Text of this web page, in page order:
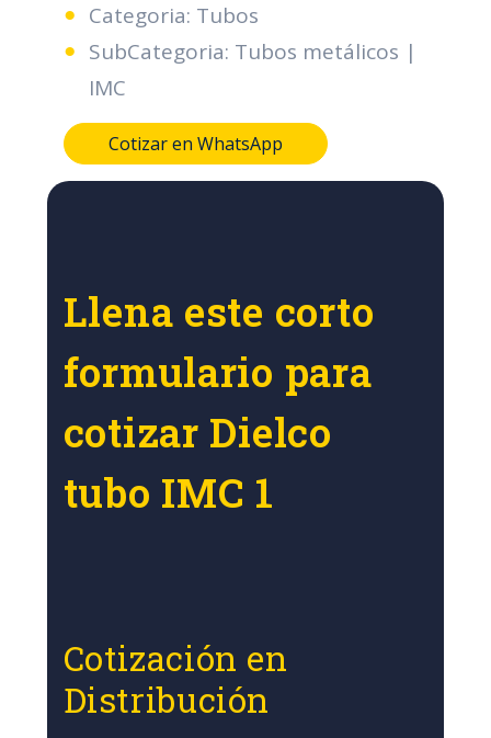
Categoria: Tubos
SubCategoria: Tubos metálicos |
IMC
Cotizar en WhatsApp
Llena este corto
formulario para
cotizar Dielco
tubo IMC 1
Cotización en
Distribución